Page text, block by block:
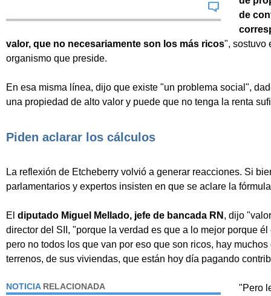
de
valor, que no necesariamente son los más ricos", sostuvo
organismo que preside.
En esa misma línea, dijo que existe "un problema social",
una propiedad de alto valor y puede que no tenga la renta
Piden aclarar los cálculos
La reflexión de Etcheberry volvió a generar reacciones. Si
parlamentarios y expertos insisten en que se aclare la
El diputado Miguel Mellado, jefe de bancada RN , dijo
director del SII, "porque la verdad es que a lo mejor porque
pero no todos los que van por eso que son ricos, hay
terrenos, de sus viviendas, que están hoy día pagando
NOTICIARELACIONADA
"Pero